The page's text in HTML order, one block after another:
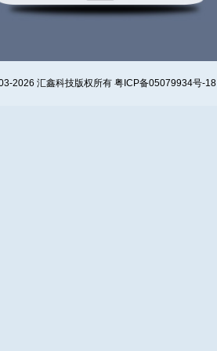
2026 汇鑫科技版权所有 粤ICP备05079934号-18